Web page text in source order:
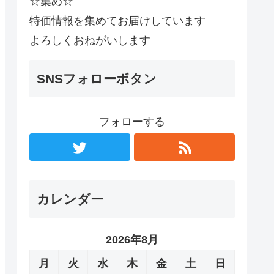
特価情報を集めてお届けしています
よろしくおねがいします
SNSフォローボタン
フォローする
カレンダー
2026年8月
月
火 水 木 金 土 日